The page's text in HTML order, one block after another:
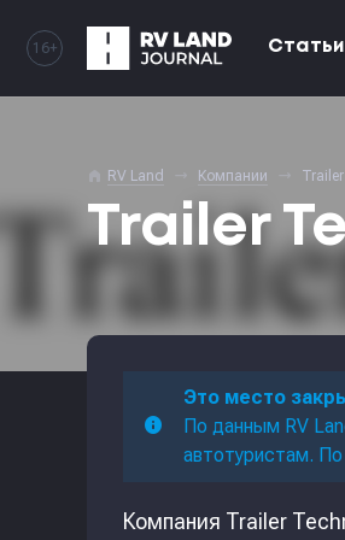
Статьи
16+
RV Land Компании
Trailer
Это место
По данным RV
автотуристам.
Компания Trailer